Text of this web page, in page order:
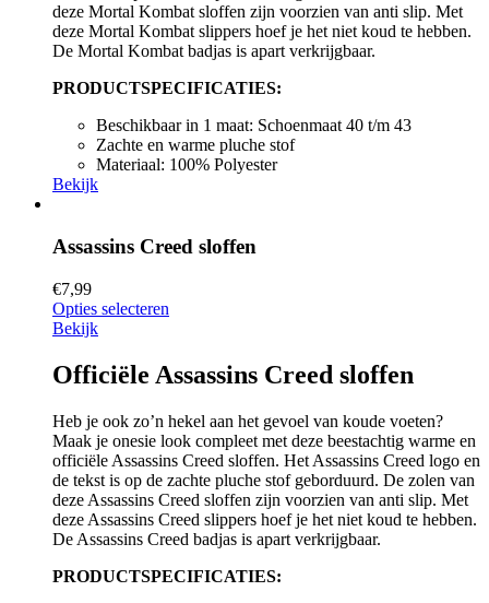
deze Mortal Kombat sloffen zijn voorzien van anti slip. Met
deze Mortal Kombat slippers hoef je het niet koud te hebben.
De Mortal Kombat badjas is apart verkrijgbaar.
PRODUCTSPECIFICATIES:
Beschikbaar in 1 maat: Schoenmaat 40 t/m 43
Zachte en warme pluche stof
Materiaal: 100% Polyester
Bekijk
Assassins Creed sloffen
€7,99
Opties selecteren
Bekijk
Officiële Assassins Creed sloffen
Heb je ook zo’n hekel aan het gevoel van koude voeten?
Maak je onesie look compleet met deze beestachtig warme en
officiële Assassins Creed sloffen. Het Assassins Creed logo en
de tekst is op de zachte pluche stof geborduurd. De zolen van
deze Assassins Creed sloffen zijn voorzien van anti slip. Met
deze Assassins Creed slippers hoef je het niet koud te hebben.
De Assassins Creed badjas is apart verkrijgbaar.
PRODUCTSPECIFICATIES: